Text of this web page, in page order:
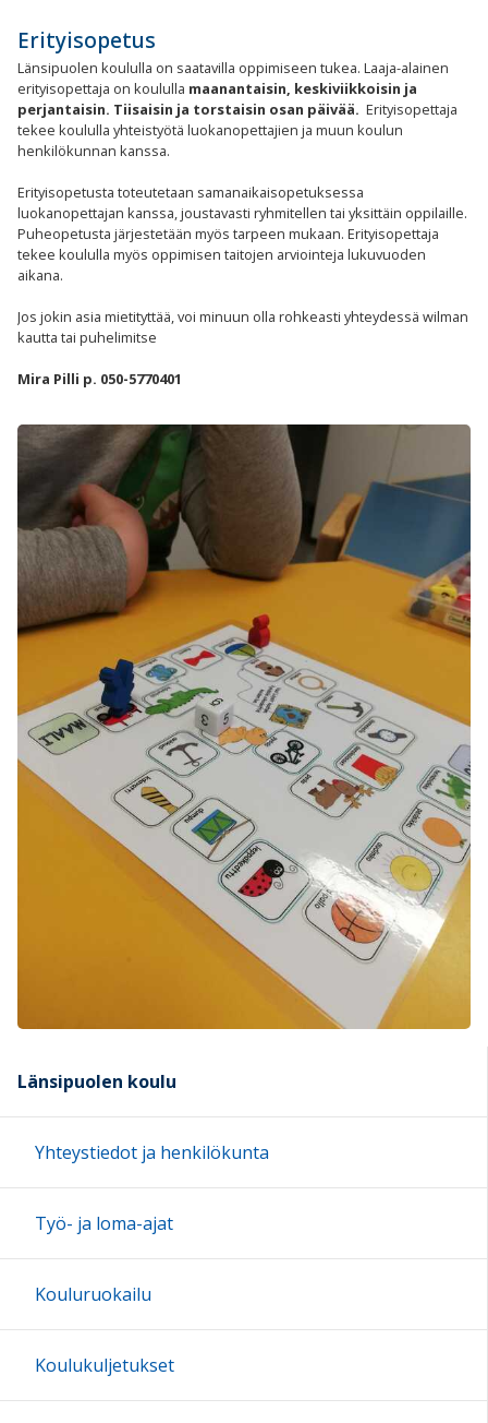
Erityisopetus
Länsipuolen koululla on saatavilla oppimiseen tukea. Laaja-alainen
erityisopettaja on koululla maanantaisin, keskiviikkoisin ja
perjantaisin. Tiisaisin ja torstaisin osan päivää. Erityisopettaja
tekee koululla yhteistyötä luokanopettajien ja muun koulun
henkilökunnan kanssa.
Erityisopetusta toteutetaan samanaikaisopetuksessa
luokanopettajan kanssa, joustavasti ryhmitellen tai yksittäin oppilaille.
Puheopetusta järjestetään myös tarpeen mukaan. Erityisopettaja
tekee koululla myös oppimisen taitojen arviointeja lukuvuoden
aikana.
Jos jokin asia mietityttää, voi minuun olla rohkeasti yhteydessä wilman
kautta tai puhelimitse
Mira Pilli p. 050-5770401
Länsipuolen koulu
Yhteystiedot ja henkilökunta
Työ- ja loma-ajat
Kouluruokailu
Koulukuljetukset